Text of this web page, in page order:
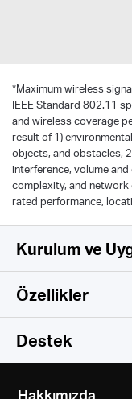
*Maximum wireless
IEEE Standard 802.11
and wireless coverage
result of 1)
objects, and obstacles,
interference, volume
complexity, and network
rated performance,
Kurulum ve
Özellikler
Wireless
Destek
Hakkımızda